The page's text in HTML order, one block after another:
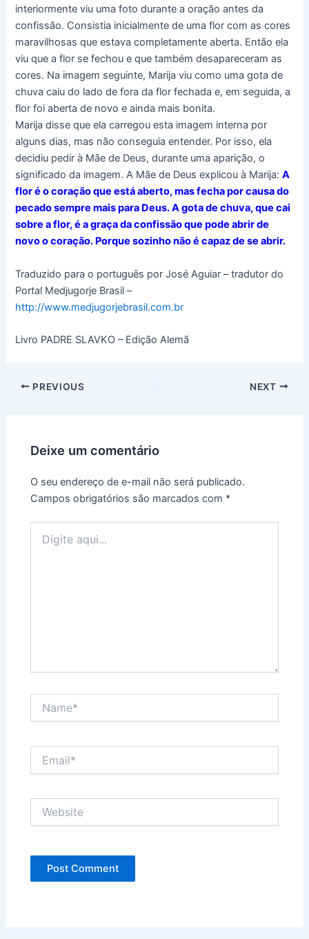
interiormente viu uma foto durante a oração antes da
confissão. Consistia inicialmente de uma flor com as cores
maravilhosas que estava completamente aberta. Então ela
viu que a flor se fechou e que também desapareceram as
cores. Na imagem seguinte, Marija viu como uma gota de
chuva caiu do lado de fora da flor fechada e, em seguida, a
flor foi aberta de novo e ainda mais bonita.
Marija disse que ela carregou esta imagem interna por
alguns dias, mas não conseguia entender. Por isso, ela
decidiu pedir à Mãe de Deus, durante uma aparição, o
significado da imagem. A Mãe de Deus explicou à Marija:A
flor é o coração que está aberto, masfecha por causa do
pecado sempre mais para Deus. A gota de chuva, que cai
sobre a flor,é a graça da confissão que pode abrir de
novo o coração. Porque sozinho não é capaz dese abrir.
Traduzido para o português por José Aguiar – tradutor do
Portal Medjugorje Brasil –
http://www.medjugorjebrasil.com.br
Livro PADRE SLAVKO – Edição Alemã
PREVIOUS NEXT
Deixe um comentário
O seu endereço de e-mail não será publicado.
Campos obrigatórios são marcados com *
aqui...